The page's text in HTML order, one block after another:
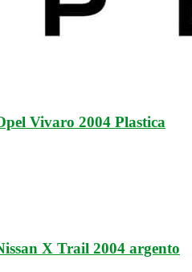
Vivaro 2004 Plastica
X Trail 2004 argento